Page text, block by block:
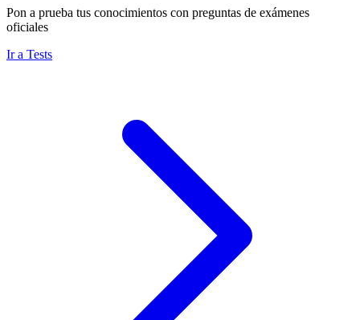
Pon a prueba tus conocimientos con preguntas de exámenes
oficiales
Ir a Tests